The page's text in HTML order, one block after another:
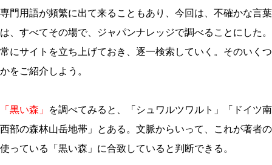
専門用語が頻繁に出て来ることもあり、今回は、不確かな言葉
は、すべてその場で、ジャパンナレッジで調べることにした。
常にサイトを立ち上げておき、逐一検索していく。そのいくつ
かをご紹介しよう。
「黒い森」
を調べてみると、「シュワルツワルト」「ドイツ南
西部の森林山岳地帯」とある。文脈からいって、これが著者の
使っている「黒い森」に合致していると判断できる。